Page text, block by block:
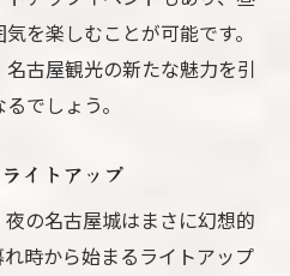
を楽しむことが可能です。
古屋観光の新たな魅力を引
でしょう。
イトアップ
の名古屋城はまさに幻想的
時から始まるライトアップ